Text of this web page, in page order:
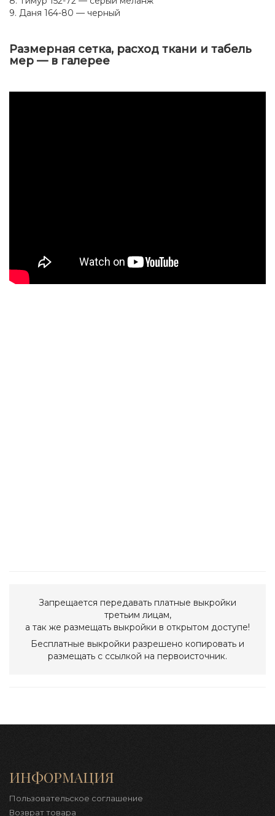
9. Даня 164-80 — черный
Размерная сетка, расход ткани и табель
мер — в галерее
Запрещается передавать платные выкройки
третьим лицам,
а так же размещать выкройки в открытом доступе!
Бесплатные выкройки разрешено копировать и
размещать с ссылкой на первоисточник.
ИНФОРМАЦИЯ
Пользовательское соглашение
Возврат товара